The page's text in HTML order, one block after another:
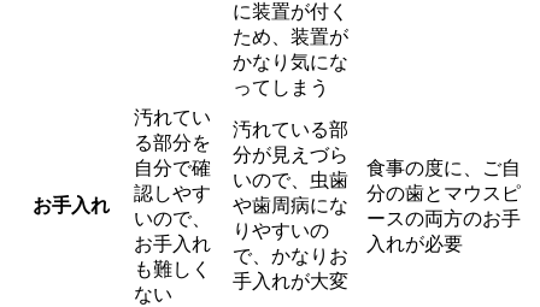
に装置が付く
ため、装置が
かなり気にな
ってしまう
お手入れ
汚れてい
る部分を
自分で確
認しやす
いので、
お手入れ
も難しく
ない
汚れている部
分が見えづら
いので、虫歯
や歯周病にな
りやすいの
で、かなりお
手入れが大変
食事の度に、ご自
分の歯とマウスピ
ースの両方のお手
入れが必要